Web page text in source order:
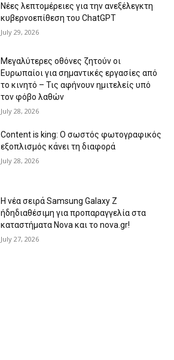
Νέες λεπτομέρειες για την ανεξέλεγκτη
κυβερνοεπίθεση του ChatGPT
July 29, 2026
Μεγαλύτερες οθόνες ζητούν οι
Ευρωπαίοι για σημαντικές εργασίες από
το κινητό – Τις αφήνουν ημιτελείς υπό
τον φόβο λαθών
July 28, 2026
Content is king: Ο σωστός φωτογραφικός
εξοπλισμός κάνει τη διαφορά
July 28, 2026
Η νέα σειρά Samsung Galaxy Ζ
ήδηδιαθέσιμη για προπαραγγελία στα
καταστήματα Nova και το nova.gr!
July 27, 2026